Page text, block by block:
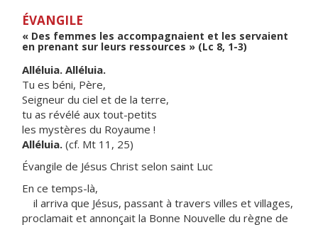
ÉVANGILE
« Des femmes les accompagnaient et les servaient
en prenant sur leurs ressources » (Lc 8, 1-3)
Alléluia. Alléluia.
Tu es béni, Père,
Seigneur du ciel et de la terre,
tu as révélé aux tout-petits
les mystères du Royaume !
Alléluia. (cf. Mt 11, 25)
Évangile de Jésus Christ selon saint Luc
En ce temps-là,
il arriva que Jésus, passant à travers villes et villages,
proclamait et annonçait la Bonne Nouvelle du règne de